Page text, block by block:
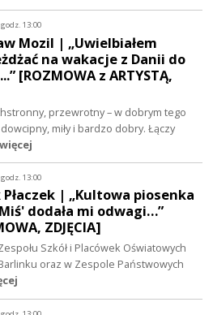
godz. 13:00
Mozil | „Uwielbiałem
na wakacje z Danii do
[ROZMOWA z ARTYSTĄ,
przewrotny – w dobrym tego
miły i bardzo dobry. Łączy
godz. 13:00
| „Kultowa piosenka
dodała mi odwagi…”
ZDJĘCIA]
Szkół i Placówek Oświatowych
oraz w Zespole Państwowych